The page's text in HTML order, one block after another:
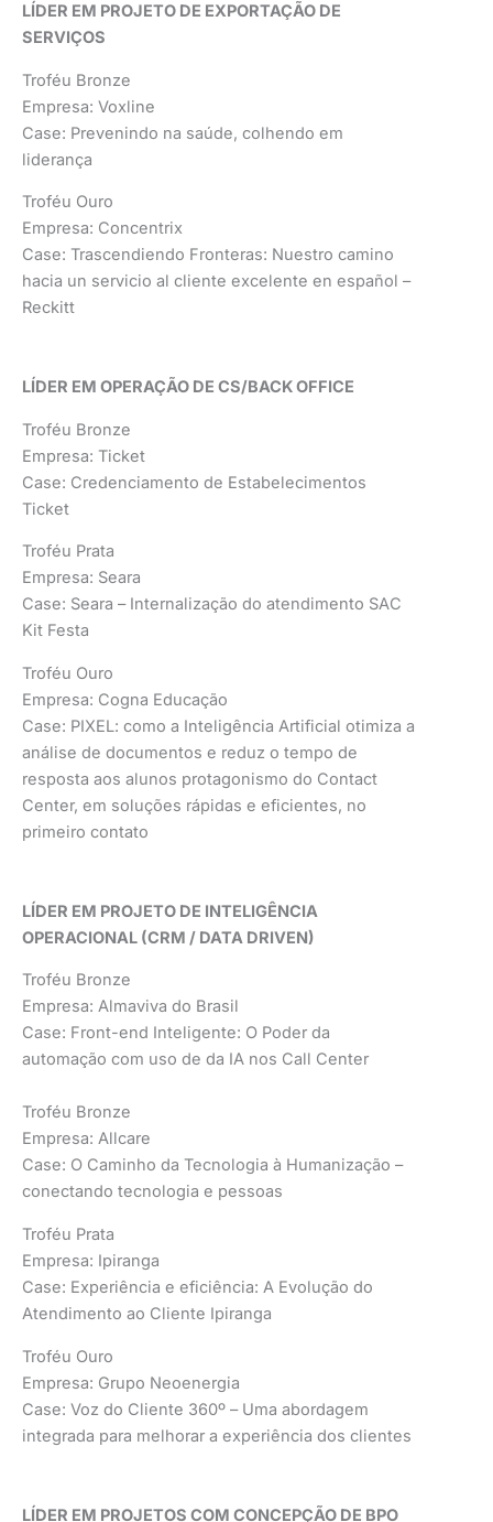
LÍDER EM PROJETO DE EXPORTAÇÃO DE
SERVIÇOS
Troféu Bronze
Empresa: Voxline
Case: Prevenindo na saúde, colhendo em
liderança
Troféu Ouro
Empresa: Concentrix
Case: Trascendiendo Fronteras: Nuestro camino
hacia un servicio al cliente excelente en español –
Reckitt
LÍDER EM OPERAÇÃO DE CS/BACK OFFICE
Troféu Bronze
Empresa: Ticket
Case: Credenciamento de Estabelecimentos
Ticket
Troféu Prata
Empresa: Seara
Case: Seara – Internalização do atendimento SAC
Kit Festa
Troféu Ouro
Empresa: Cogna Educação
Case: PIXEL: como a Inteligência Artificial otimiza a
análise de documentos e reduz o tempo de
resposta aos alunos protagonismo do Contact
Center, em soluções rápidas e eficientes, no
primeiro contato
LÍDER EM PROJETO DE INTELIGÊNCIA
OPERACIONAL (CRM / DATA DRIVEN)
Troféu Bronze
Empresa: Almaviva do Brasil
Case: Front-end Inteligente: O Poder da
automação com uso de da IA nos Call Center
Troféu Bronze
Empresa: Allcare
Case: O Caminho da Tecnologia à Humanização –
conectando tecnologia e pessoas
Troféu Prata
Empresa: Ipiranga
Case: Experiência e eficiência: A Evolução do
Atendimento ao Cliente Ipiranga
Troféu Ouro
Empresa: Grupo Neoenergia
Case: Voz do Cliente 360º – Uma abordagem
integrada para melhorar a experiência dos clientes
LÍDER EM PROJETOS COM CONCEPÇÃO DE BPO